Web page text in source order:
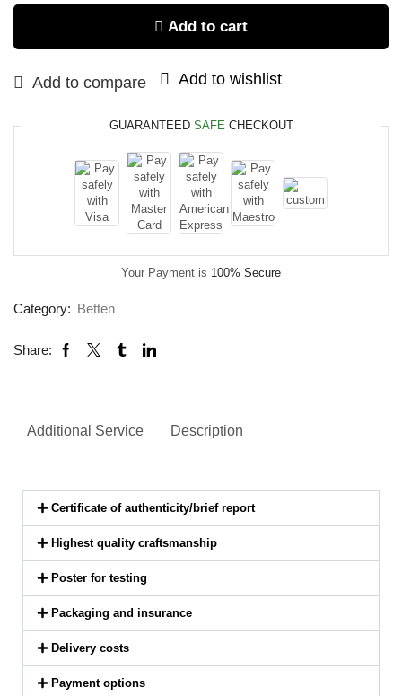
Add to cart
Add to compare Add to wishlist
GUARANTEED SAFE CHECKOUT
Your Payment is 100% Secure
Category: Betten
Share:
Additional Service Description
Certificate of authenticity/brief report
Highest quality craftsmanship
Poster for testing
Packaging and insurance
Delivery costs
Payment options